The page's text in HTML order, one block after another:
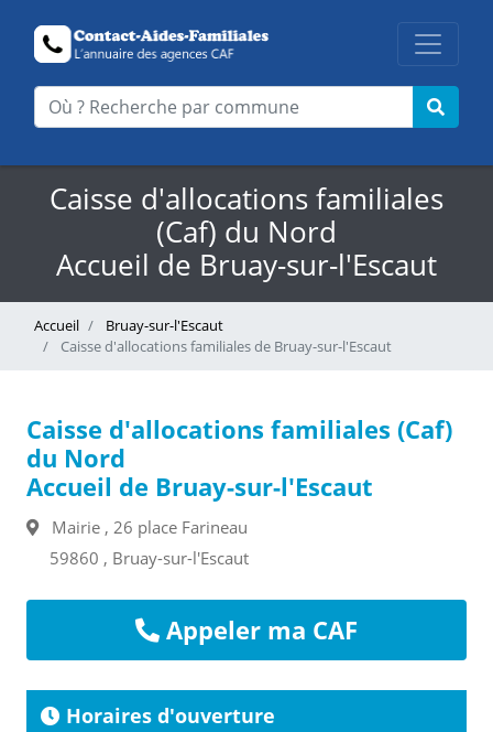
Caisse d'allocations familiales
(Caf) du Nord
Accueil de Bruay-sur-l'Escaut
Accueil
Bruay-sur-l'Escaut
Caisse d'allocations familiales de Bruay-sur-l'Escaut
Caisse d'allocations familiales (Caf)
du Nord
Accueil de Bruay-sur-l'Escaut
Mairie , 26 place Farineau
59860 , Bruay-sur-l'Escaut
Appeler ma CAF
Horaires d'ouverture